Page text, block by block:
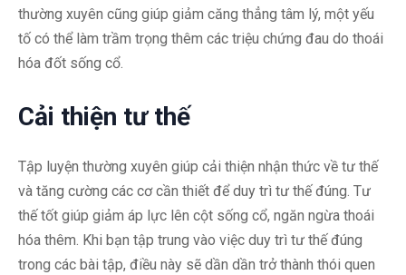
thường xuyên cũng giúp giảm căng thẳng tâm lý, một yếu
tố có thể làm trầm trọng thêm các triệu chứng đau do thoái
hóa đốt sống cổ.
Cải thiện tư thế
Tập luyện thường xuyên giúp cải thiện nhận thức về tư thế
và tăng cường các cơ cần thiết để duy trì tư thế đúng. Tư
thế tốt giúp giảm áp lực lên cột sống cổ, ngăn ngừa thoái
hóa thêm. Khi bạn tập trung vào việc duy trì tư thế đúng
trong các bài tập, điều này sẽ dần dần trở thành thói quen